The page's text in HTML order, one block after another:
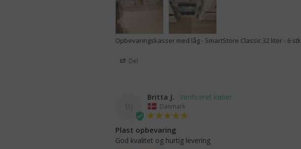
Opbevaringskasser med låg - SmartStore Classic 32 liter - 6 stk
Del
Britta J.
Danmark
Plast opbevaring
God kvalitet og hurtig levering